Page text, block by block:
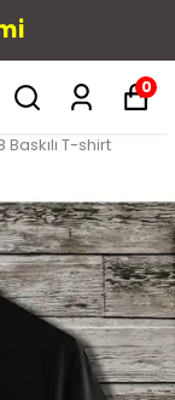
0
T-shirt